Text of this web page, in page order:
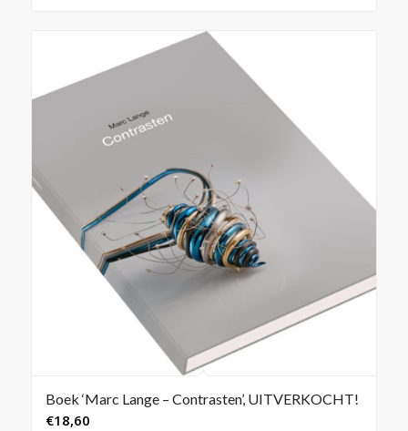
Boek ‘Marc Lange – Contrasten’, UITVERKOCHT!
€18,60